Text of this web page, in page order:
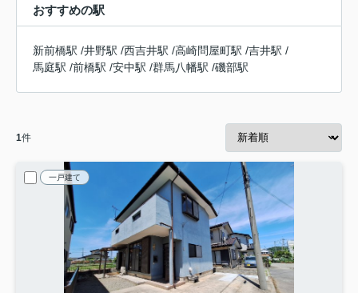
おすすめの駅
新前橋駅 /井野駅 /西吉井駅 /高崎問屋町駅 /吉井駅 /
馬庭駅 /前橋駅 /安中駅 /群馬八幡駅 /磯部駅
1件
一戸建て